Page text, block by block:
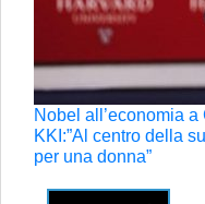
Nobel all’economia
KKI:”Al centro della
per una donna”